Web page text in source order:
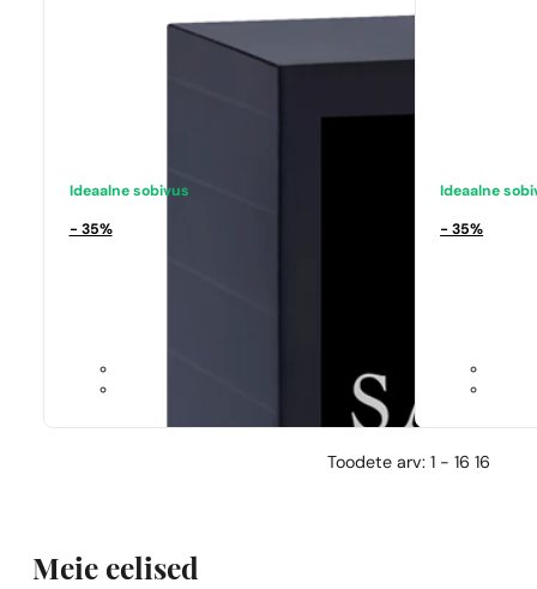
Ideaalne sobivus
Ideaalne
Ideaalne sobivus
- 35%
Ideaalne
- 35%
Toodete arv: 1 - 16 16
Meie eelised